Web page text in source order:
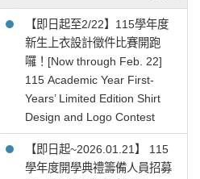
【即日起至2/22】115學年度
新生上衣設計徵件比賽開跑
囉！[Now through Feb. 22]
115 Academic Year First-
Years’ Limited Edition Shirt
Design and Logo Contest
【即日起~2026.01.21】 115
學年度開學典禮籌備人員招募
~